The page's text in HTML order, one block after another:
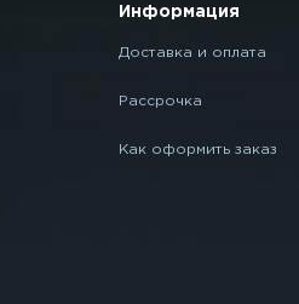
Информация
Доставка и оплата
Рассрочка
Как оформить заказ